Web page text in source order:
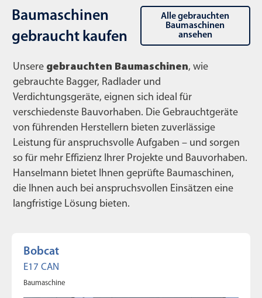
Baumaschinen
gebraucht kaufen
Alle gebrauchten
Baumaschinen
ansehen
Unsere gebrauchten Baumaschinen, wie
gebrauchte Bagger, Radlader und
Verdichtungsgeräte, eignen sich ideal für
verschiedenste Bauvorhaben. Die Gebrauchtgeräte
von führenden Herstellern bieten zuverlässige
Leistung für anspruchsvolle Aufgaben – und sorgen
so für mehr Effizienz Ihrer Projekte und Bauvorhaben.
Hanselmann bietet Ihnen geprüfte Baumaschinen,
die Ihnen auch bei anspruchsvollen Einsätzen eine
langfristige Lösung bieten.
Bobcat
E17 CAN
Baumaschine